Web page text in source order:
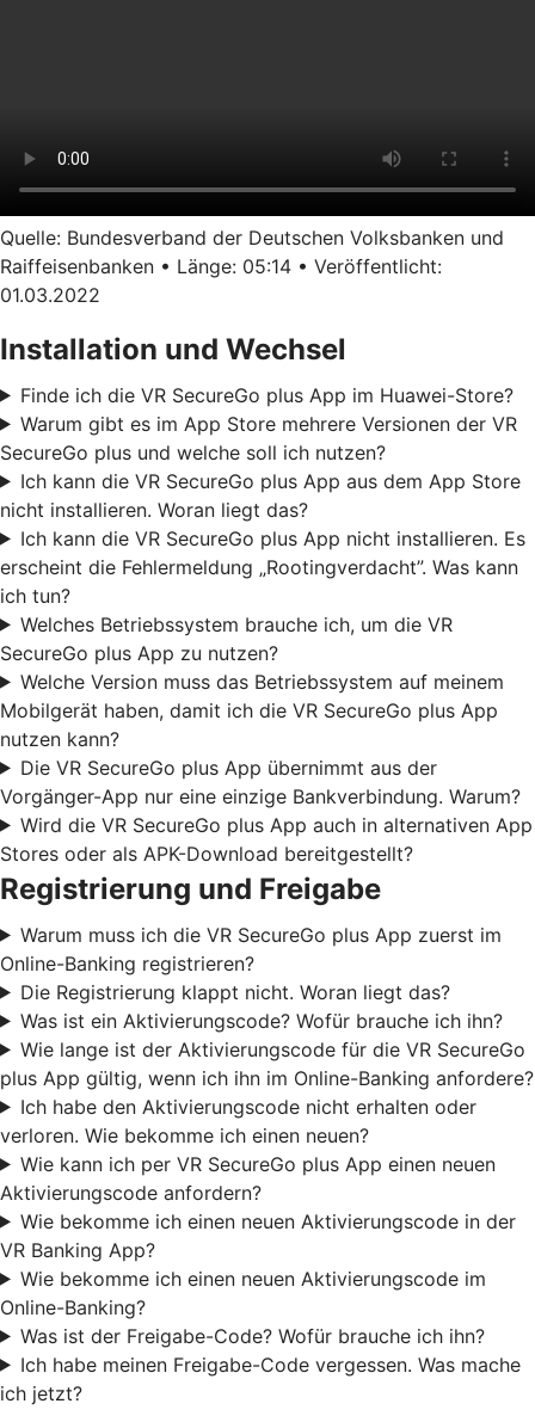
Quelle: Bundesverband der Deutschen Volksbanken und
Raiffeisenbanken • Länge: 05:14 • Veröffentlicht:
01.03.2022
Installation und Wechsel
Finde ich die VR SecureGo plus App im Huawei-Store?
Warum gibt es im App Store mehrere Versionen der VR
SecureGo plus und welche soll ich nutzen?
Ich kann die VR SecureGo plus App aus dem App Store
nicht installieren. Woran liegt das?
Ich kann die VR SecureGo plus App nicht installieren. Es
erscheint die Fehlermeldung „Rootingverdacht”. Was kann
ich tun?
Welches Betriebssystem brauche ich, um die VR
SecureGo plus App zu nutzen?
Welche Version muss das Betriebssystem auf meinem
Mobilgerät haben, damit ich die VR SecureGo plus App
nutzen kann?
Die VR SecureGo plus App übernimmt aus der
Vorgänger-App nur eine einzige Bankverbindung. Warum?
Wird die VR SecureGo plus App auch in alternativen App
Stores oder als APK-Download bereitgestellt?
Registrierung und Freigabe
Warum muss ich die VR SecureGo plus App zuerst im
Online-Banking registrieren?
Die Registrierung klappt nicht. Woran liegt das?
Was ist ein Aktivierungscode? Wofür brauche ich ihn?
Wie lange ist der Aktivierungscode für die VR SecureGo
plus App gültig, wenn ich ihn im Online-Banking anfordere?
Ich habe den Aktivierungscode nicht erhalten oder
verloren. Wie bekomme ich einen neuen?
Wie kann ich per VR SecureGo plus App einen neuen
Aktivierungscode anfordern?
Wie bekomme ich einen neuen Aktivierungscode in der
VR Banking App?
Wie bekomme ich einen neuen Aktivierungscode im
Online-Banking?
Was ist der Freigabe-Code? Wofür brauche ich ihn?
Ich habe meinen Freigabe-Code vergessen. Was mache
ich jetzt?